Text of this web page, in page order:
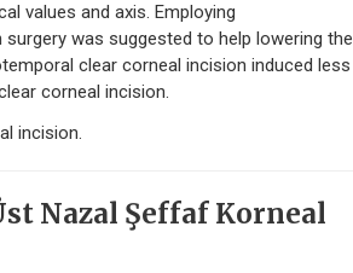
values and axis. Employing
was suggested to help lowering the
clear corneal incision induced less
corneal incision.
incision.
Nazal Şeffaf Korneal